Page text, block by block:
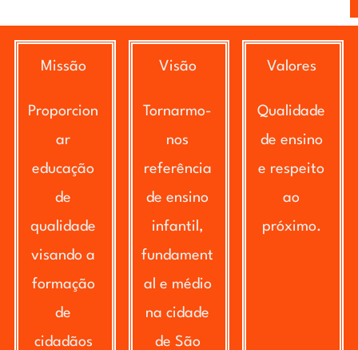
Missão
Proporcion
ar
educação
de
qualidade
visando a
formação
de
cidadãos
Visão
Tornarmo-
nos
referência
de ensino
infantil,
fundament
al e médio
na cidade
de São
Valores
Qualidade
de ensino
e respeito
ao
próximo.